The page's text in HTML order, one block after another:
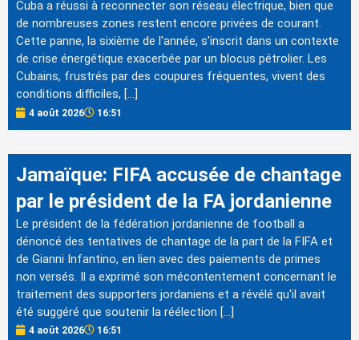
Cuba a réussi à reconnecter son réseau électrique, bien que
de nombreuses zones restent encore privées de courant.
Cette panne, la sixième de l'année, s'inscrit dans un contexte
de crise énergétique exacerbée par un blocus pétrolier. Les
Cubains, frustrés par des coupures fréquentes, vivent des
conditions difficiles, […]
4 août 2026 16:51
Jamaïque: FIFA accusée de chantage
par le président de la FA jordanienne
Le président de la fédération jordanienne de football a
dénoncé des tentatives de chantage de la part de la FIFA et
de Gianni Infantino, en lien avec des paiements de primes
non versés. Il a exprimé son mécontentement concernant le
traitement des supporters jordaniens et a révélé qu'il avait
été suggéré que soutenir la réélection […]
4 août 2026 16:51